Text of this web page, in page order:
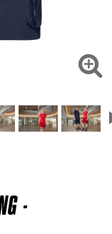

-